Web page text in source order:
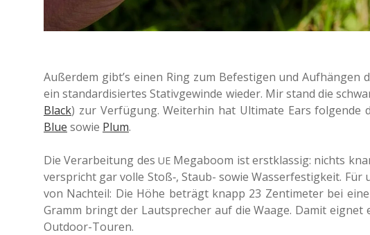
Außer­dem gibt’s einen Ring zum Befes­ti­gen und Auf­hän­gen
ein stan­dar­di­sier­tes Sta­tiv­ge­win­de wieder. Mir stand die
Black) zur Ver­fü­gung. Wei­ter­hin hat Ulti­ma­te Ears fol­gen­de
Blue sowie Plum.
Die Ver­ar­bei­tung des UE Mega­boom ist erst­klas­sig: nichts
ver­spricht gar volle Stoß‑, Staub- sowie Was­ser­fes­tig­keit.
von Nach­teil: Die Höhe beträgt knapp 23 Zen­ti­me­ter bei
Gramm bringt der Laut­spre­cher auf die Waage. Damit
Outdoor-Touren.